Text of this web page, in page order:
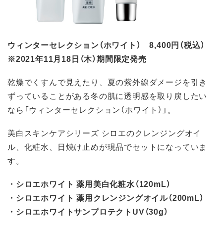
ウィンターセレクション（ホワイト） 8,400円（税込）
※2021年11月18日（木）期間限定発売
乾燥でくすんで見えたり、夏の紫外線ダメージを引き
ずっていることがある冬の肌に透明感を取り戻したい
なら「ウィンターセレクション（ホワイト）」。
美白スキンケアシリーズ シロエのクレンジングオイ
ル、化粧水、日焼け止めが現品でセットになっていま
す。
・シロエホワイト 薬用美白化粧水（120mL）
・シロエホワイト 薬用クレンジングオイル（200mL）
・シロエホワイトサンプロテクトUV（30g）